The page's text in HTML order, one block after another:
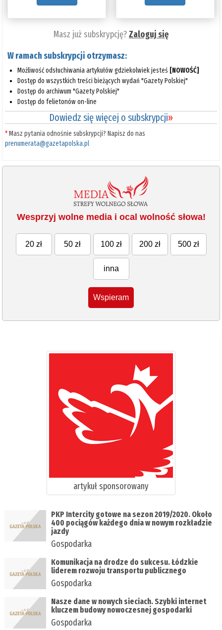
Masz już subskrypcję?Zaloguj się
W ramach subskrypcji otrzymasz:
Możliwość odsłuchiwania artykułów gdziekolwiek jesteś [NOWOŚĆ]
Dostęp do wszystkich treści bieżących wydań "Gazety Polskiej"
Dostęp do archiwum "Gazety Polskiej"
Dostęp do felietonów on-line
Dowiedz się więcej o subskrypcji»
*Masz pytania odnośnie subskrypcji? Napisz do nas
prenumerata@gazetapolska.pl
Wesprzyj wolne media i ocal wolność słowa!
20 zł 50 zł 100 zł 200 zł 500 zł
inna
Wspieram
artykuł sponsorowany
PKP Intercity gotowe na sezon 2019/2020. Około
400 pociągów każdego dnia w nowym rozkładzie
jazdy
Gospodarka
Komunikacja na drodze do sukcesu. Łódzkie
liderem rozwoju transportu publicznego
Gospodarka
Nasze dane w nowych sieciach. Szybki internet
kluczem budowy nowoczesnej gospodarki
Gospodarka